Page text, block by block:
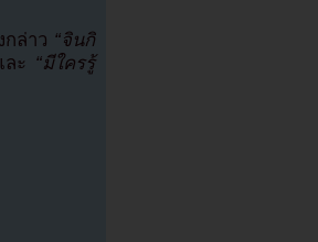
กล่าว “จินกิ
ละ “มีใครรู้